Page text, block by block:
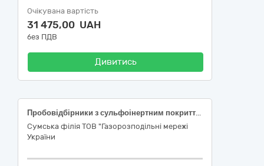
Очікувана вартість
31 475,00 UAH
без ПДВ
Дивитись
Пробовідбірники з сульфоінертним покриттям для відбору проб природного газу
Сумська філія ТОВ "Газорозподільні мережі
України